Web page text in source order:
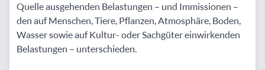
Quelle ausgehenden Belastungen – und Immissionen –
den auf Menschen, Tiere, Pflanzen, Atmosphäre, Boden,
Wasser sowie auf Kultur- oder Sachgüter einwirkenden
Belastungen – unterschieden.